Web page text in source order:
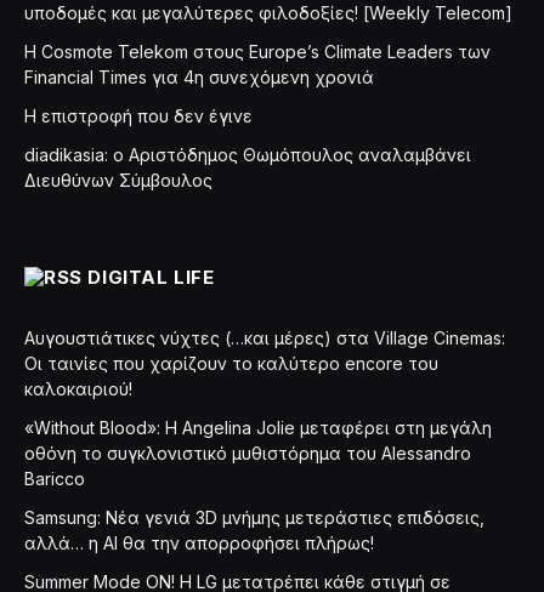
υποδομές και μεγαλύτερες φιλοδοξίες! [Weekly Telecom]
Η Cosmote Telekom στους Europe’s Climate Leaders των
Financial Times για 4η συνεχόμενη χρονιά
Η επιστροφή που δεν έγινε
diadikasia: ο Αριστόδημος Θωμόπουλος αναλαμβάνει
Διευθύνων Σύμβουλος
DIGITAL LIFE
Αυγουστιάτικες νύχτες (…και μέρες) στα Village Cinemas:
Οι ταινίες που χαρίζουν το καλύτερο encore του
καλοκαιριού!
«Without Blood»: Η Angelina Jolie μεταφέρει στη μεγάλη
οθόνη το συγκλονιστικό μυθιστόρημα του Alessandro
Baricco
Samsung: Νέα γενιά 3D μνήμης μετεράστιες επιδόσεις,
αλλά… η AI θα την απορροφήσει πλήρως!
Summer Mode ON! Η LG μετατρέπει κάθε στιγμή σε